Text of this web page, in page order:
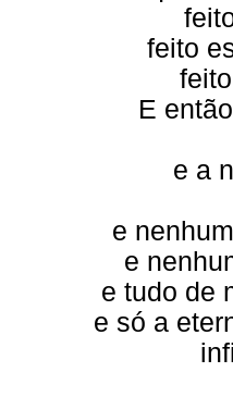
feito
E
e a
e
e
e tudo de
e só a